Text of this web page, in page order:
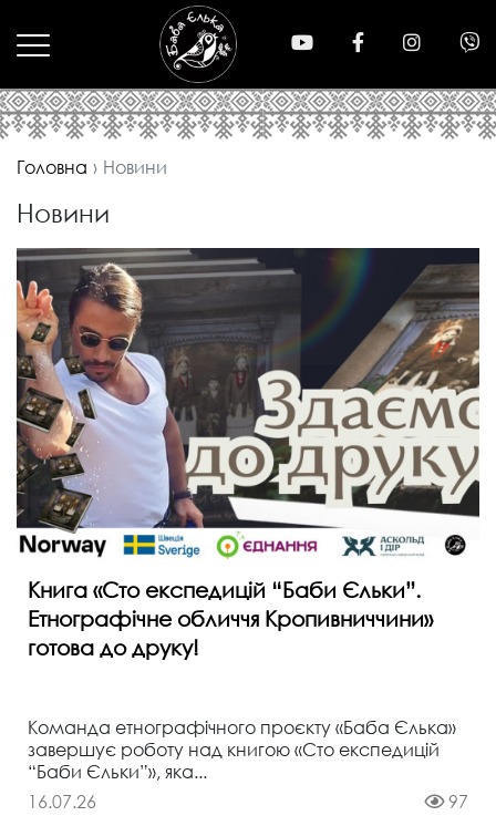
Головна Новини
Новини
Книга «Сто експедицій “Баби Єльки”.
Етнографічне обличчя Кропивниччини»
готова до друку!
Команда етнографічного проєкту «Баба Єлька»
завершує роботу над книгою «Сто експедицій
“Баби Єльки”», яка...
16.07.26
97